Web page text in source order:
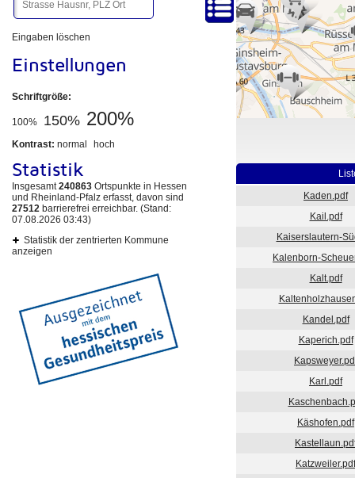
Eingaben löschen
Einstellungen
Schriftgröße:
100% 150% 200%
Kontrast: normal hoch
Statistik
Insgesamt240863 Ortspunkte in Hessen
und Rheinland-Pfalz erfasst, davon sind
27512 barrierefrei erreichbar. (Stand:
07.08.2026 03:43)
Statistik der zentrierten Kommune
anzeigen
Kaden.pdf
Kail.pdf
Kaiserslautern-
Kalenborn-
Kalt.pdf
Kandel.pdf
Kaperich.pdf
Karl.pdf
Käshofen.pdf
Katzweiler.pdf